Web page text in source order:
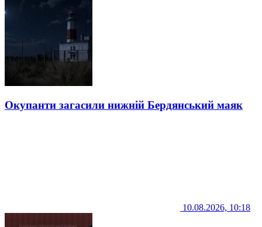
Окупанти загасили нижній Бердянський маяк
10.08.2026, 10:18